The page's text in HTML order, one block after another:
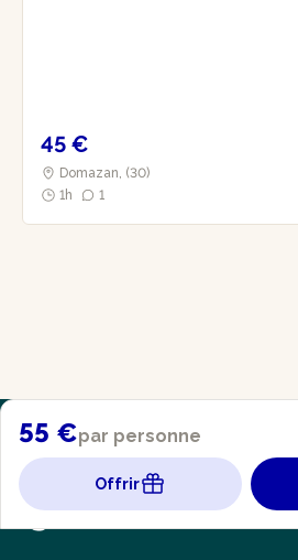
45 €
Domazan, (30)
1h
1
55 €par personne
Offrir